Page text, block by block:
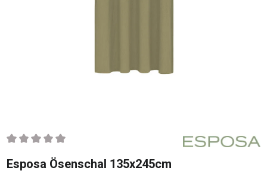
Durchschnittliche Bewertung von 0 von 5 Sternen
Esposa Ösenschal 135x245cm